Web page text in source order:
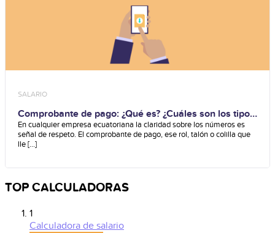
SALARIO
Comprobante de pago: ¿Qué es? ¿Cuáles son los tipos
que hay?
En cualquier empresa ecuatoriana la claridad sobre los números es
señal de respeto. El comprobante de pago, ese rol, talón o colilla que
lle [...]
TOP CALCULADORAS
1
Calculadora de salario